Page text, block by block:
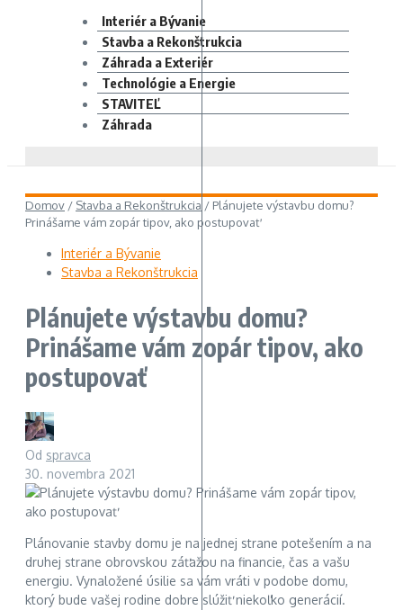
Interiér a Bývanie
Stavba a Rekonštrukcia
Záhrada a Exteriér
Technológie a Energie
STAVITEĽ
Záhrada
Domov / Stavba a Rekonštrukcia / Plánujete výstavbu domu?
Prinášame vám zopár tipov, ako postupovať
Interiér a Bývanie
Stavba a Rekonštrukcia
Plánujete výstavbu domu?
Prinášame vám zopár tipov, ako
postupovať
Od spravca
30. novembra 2021
Plánovanie stavby domu je na jednej strane potešením a na
druhej strane obrovskou záťažou na financie, čas a vašu
energiu. Vynaložené úsilie sa vám vráti v podobe domu,
ktorý bude vašej rodine dobre slúžiť niekoľko generácií.